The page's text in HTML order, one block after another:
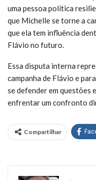
uma pessoa política
que Michelle se torne a
que ela tem influência
Flávio no futuro.
Essa disputa interna
campanha de Flávio e
se defender em questões
enfrentar um confronto
Compartilhar